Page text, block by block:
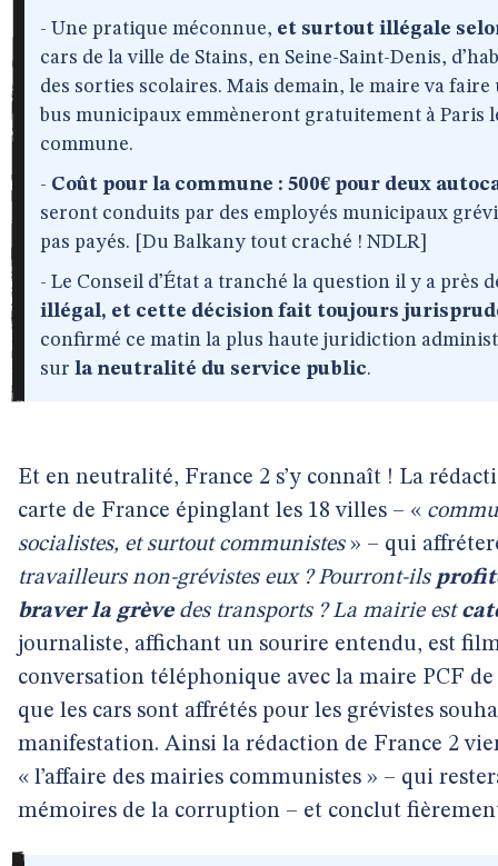
- Une pratique méconnue, et surtout illégale
cars de la ville de Stains, en Seine-Saint-Denis,
des sorties scolaires. Mais demain, le maire va
bus municipaux emmèneront gratuitement à Paris
commune.
- Coût pour la commune : 500€ pour deux
seront conduits par des employés municipaux
pas payés. [Du Balkany tout craché ! NDLR]
- Le Conseil d’État a tranché la question il y a près
illégal, et cette décision fait toujours
confirmé ce matin la plus haute juridiction
sur la neutralité du service public.
Et en neutralité, France 2 s’y connaît ! La
carte de France épinglant les 18 villes – «
socialistes, et surtout communistes» – qui
travailleurs non-grévistes eux ? Pourront-ils
braver la grèvedes transports ? La mairie est
journaliste, affichant un sourire entendu, est
conversation téléphonique avec la maire PCF
que les cars sont affrétés pour les grévistes
manifestation. Ainsi la rédaction de France 2
« l’affaire des mairies communistes » – qui
mémoires de la corruption – et conclut